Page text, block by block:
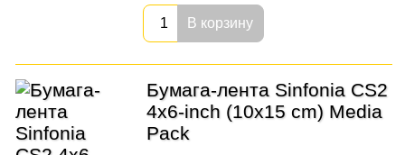
В корзину
Бумага-лента Sinfonia CS2
4x6-inch (10x15 cm) Media
Pack